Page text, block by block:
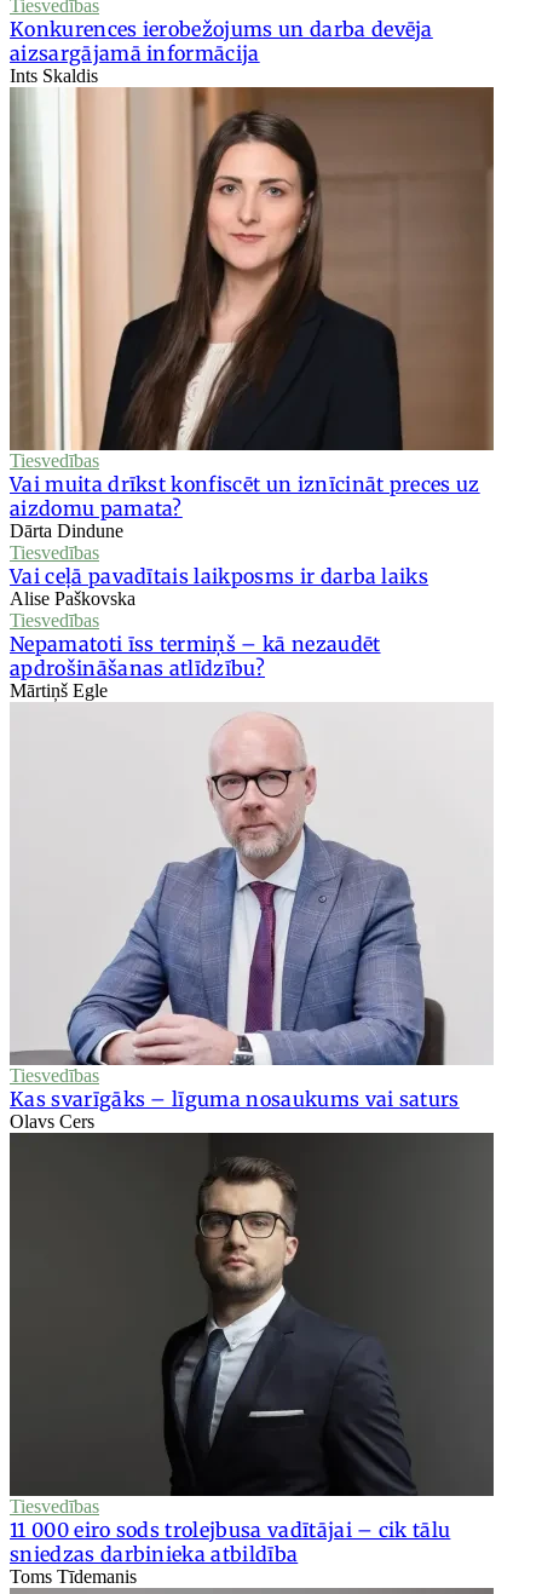
Tiesvedības
Konkurences ierobežojums un darba devēja
aizsargājamā informācija
Ints Skaldis
Tiesvedības
Vai muita drīkst konfiscēt un iznīcināt preces uz
aizdomu pamata?
Dārta Dindune
Tiesvedības
Vai ceļā pavadītais laikposms ir darba laiks
Alise Paškovska
Tiesvedības
Nepamatoti īss termiņš – kā nezaudēt
apdrošināšanas atlīdzību?
Mārtiņš Egle
Tiesvedības
Kas svarīgāks – līguma nosaukums vai saturs
Olavs Cers
Tiesvedības
11 000 eiro sods trolejbusa vadītājai – cik tālu
sniedzas darbinieka atbildība
Toms Tīdemanis